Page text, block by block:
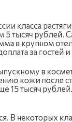
класса
тысяч рублей.
в крупном
за гостей
в
кожи после
15 тысяч
В некоторых